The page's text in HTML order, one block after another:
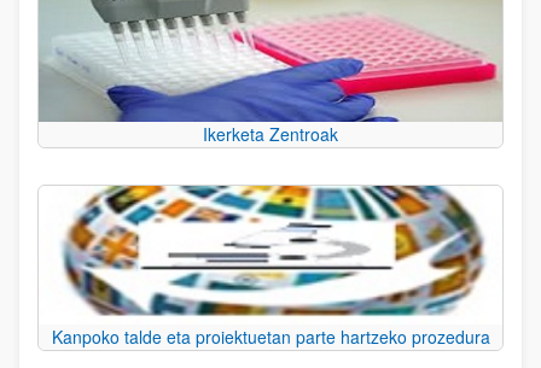
Ikerketa Zentroak
Kanpoko talde eta proiektuetan parte hartzeko prozedura